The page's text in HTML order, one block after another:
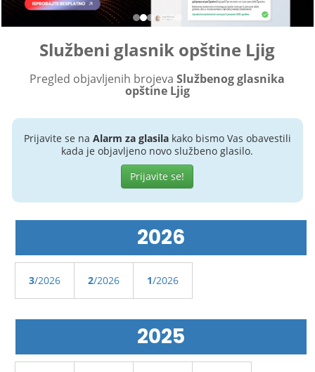
Službeni glasnik opštine Ljig
Pregled objavljenih brojevaSlužbenog glasnika
opštine Ljig
Prijavite se na Alarm za glasilakako bismo Vas obavestili
kada je objavljeno novo službeno glasilo.
Prijavite se!
2026
3/2026 2/2026 1/2026
2025